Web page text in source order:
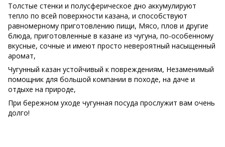
Толстые стенки и полусферическое дно аккумулируют
тепло по всей поверхности казана, и способствуют
равномерному приготовлению пищи, Мясо, плов и другие
блюда, приготовленные в казане из чугуна, по-особенному
вкусные, сочные и имеют просто невероятный насыщенный
аромат,
Чугунный казан устойчивый к повреждениям, Незаменимый
помощник для большой компании в походе, на даче и
отдыхе на природе,
При бережном уходе чугунная посуда прослужит вам очень
долго!